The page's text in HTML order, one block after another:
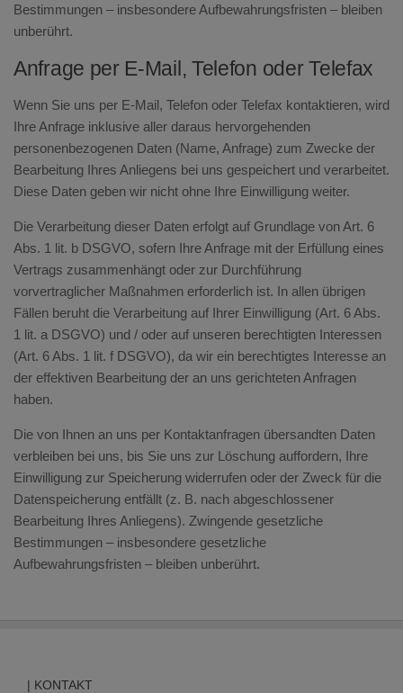
Bestimmungen – insbesondere Aufbewahrungsfristen – bleiben
unberührt.
Anfrage per E-Mail, Telefon oder Telefax
Wenn Sie uns per E-Mail, Telefon oder Telefax kontaktieren, wird
Ihre Anfrage inklusive aller daraus hervorgehenden
personenbezogenen Daten (Name, Anfrage) zum Zwecke der
Bearbeitung Ihres Anliegens bei uns gespeichert und verarbeitet.
Diese Daten geben wir nicht ohne Ihre Einwilligung weiter.
Die Verarbeitung dieser Daten erfolgt auf Grundlage von Art. 6
Abs. 1 lit. b DSGVO, sofern Ihre Anfrage mit der Erfüllung eines
Vertrags zusammenhängt oder zur Durchführung
vorvertraglicher Maßnahmen erforderlich ist. In allen übrigen
Fällen beruht die Verarbeitung auf Ihrer Einwilligung (Art. 6 Abs.
1 lit. a DSGVO) und / oder auf unseren berechtigten Interessen
(Art. 6 Abs. 1 lit. f DSGVO), da wir ein berechtigtes Interesse an
der effektiven Bearbeitung der an uns gerichteten Anfragen
haben.
Die von Ihnen an uns per Kontaktanfragen übersandten Daten
verbleiben bei uns, bis Sie uns zur Löschung auffordern, Ihre
Einwilligung zur Speicherung widerrufen oder der Zweck für die
Datenspeicherung entfällt (z. B. nach abgeschlossener
Bearbeitung Ihres Anliegens). Zwingende gesetzliche
Bestimmungen – insbesondere gesetzliche
Aufbewahrungsfristen – bleiben unberührt.
| KONTAKT